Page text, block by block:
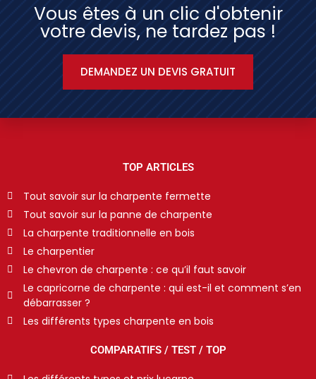
Vous êtes à un clic d'obtenir
votre devis, ne tardez pas !
DEMANDEZ UN DEVIS GRATUIT
TOP ARTICLES
Tout savoir sur la charpente fermette
Tout savoir sur la panne de charpente
La charpente traditionnelle en bois
Le charpentier
Le chevron de charpente : ce qu’il faut savoir
Le capricorne de charpente : qui est-il et comment s’en
débarrasser ?
Les différents types charpente en bois
COMPARATIFS / TEST / TOP